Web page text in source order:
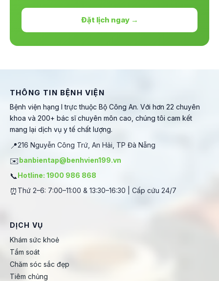
Đặt lịch ngay →
THÔNG TIN BỆNH VIỆN
Bệnh viện hạng I trực thuộc Bộ Công An. Với hơn 22 chuyên
khoa và 200+ bác sĩ chuyên môn cao, chúng tôi cam kết
mang lại dịch vụ y tế chất lượng.
📍216 Nguyễn Công Trứ, An Hải, TP Đà Nẵng
✉️banbientap@benhvien199.vn
📞Hotline: 1900 986 868
⏰ Thứ 2–6: 7:00–11:00 & 13:30–16:30 | Cấp cứu 24/7
DỊCH VỤ
Khám sức khoẻ
Tầm soát
Chăm sóc sắc đẹp
Tiêm chủng